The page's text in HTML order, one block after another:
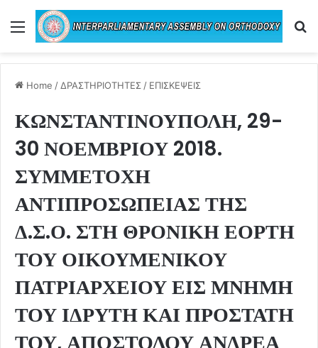
Menu
Home / ΔΡΑΣΤΗΡΙΟΤΗΤΕΣ / ΕΠΙΣΚΕΨΕΙΣ
ΚΩΝΣΤΑΝΤΙΝΟΥΠΟΛΗ, 29-
30 ΝΟΕΜΒΡΙΟΥ 2018.
ΣΥΜΜΕΤΟΧΗ
ΑΝΤΙΠΡΟΣΩΠΕΙΑΣ ΤΗΣ
Δ.Σ.Ο. ΣΤΗ ΘΡΟΝΙΚΗ ΕΟΡΤΗ
ΤΟΥ ΟΙΚΟΥΜΕΝΙΚΟΥ
ΠΑΤΡΙΑΡΧΕΙΟΥ ΕΙΣ ΜΝΗΜΗ
ΤΟΥ ΙΔΡΥΤΗ ΚΑΙ ΠΡΟΣΤΑΤΗ
ΤΟΥ, ΑΠΟΣΤΟΛΟΥ ΑΝΔΡΕΑ